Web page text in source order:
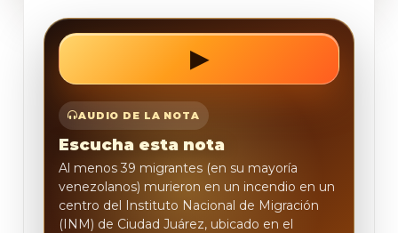
▶REPRODUCIR
AUDIO DE LA NOTA
Escucha esta nota
Al menos 39 migrantes (en su mayoría
venezolanos) murieron en un incendio en un
centro del Instituto Nacional de Migración
(INM) de Ciudad Juárez, ubicado en el